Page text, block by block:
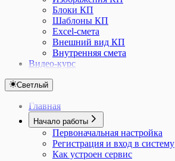
Блоки КП
Шаблоны КП
Excel-смета
Внешний вид КП
Внутренняя смета
Видео-курс
Светлый
Главная
Начало работы
Первоначальная настройка
Регистрация и вход в систему
Как устроен сервис